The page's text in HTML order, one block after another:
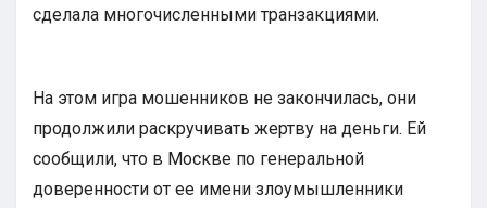
сделала многочисленными транзакциями.
На этом игра мошенников не закончилась, они
продолжили раскручивать жертву на деньги. Ей
сообщили, что в Москве по генеральной
доверенности от ее имени злоумышленники